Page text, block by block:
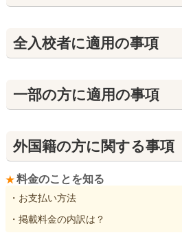
全入校者に適用の事項
⼀部の方に適用の事項
外国籍の方に関する事項
料金のことを知る
・お支払い方法
・掲載料金の内訳は？